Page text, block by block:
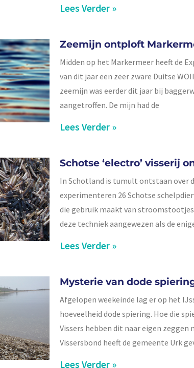
Lees Verder »
Zeemijn ontploft
Midden op het Markermeer heeft de
van dit jaar een zeer zware Duitse
zeemijn was eerder dit jaar bij
aangetroffen. De mijn had de
Lees Verder »
Schotse ‘electro’ visserij
In Schotland is tumult ontstaan over
experimenteren 26 Schotse
die gebruik maakt van
deze techniek aangewezen als de
Lees Verder »
Mysterie van dode
Afgelopen weekeinde lag er op het
hoeveelheid dode spiering. Hoe die
Vissers hebben dit naar eigen
Vissersbond heeft de gemeente Urk
Lees Verder »